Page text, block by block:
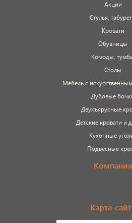
Акции
Стулья,
Кровати
Обувницы
Комоды,
Столы
Мебель с
Дубовые
Двухъярусные
Детские кровати и
Кухонные
Подвесные
Компания
Карта-